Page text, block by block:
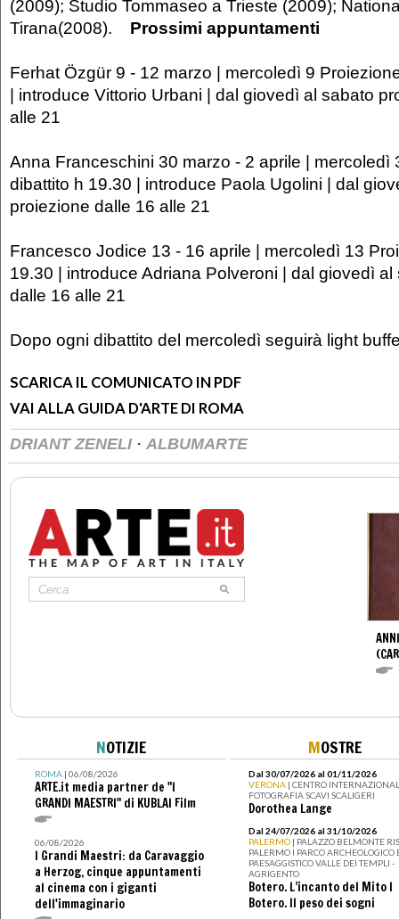
(2009); Studio Tommaseo a Trieste (2009);
Tirana(2008). Prossimi appuntamenti
Ferhat Özgür 9 - 12 marzo | mercoledì 9
| introduce Vittorio Urbani | dal giovedì al sabato
alle 21
Anna Franceschini 30 marzo - 2 aprile | mercoledì
dibattito h 19.30 | introduce Paola Ugolini | dal
proiezione dalle 16 alle 21
Francesco Jodice 13 - 16 aprile | mercoledì 13
19.30 | introduce Adriana Polveroni | dal giovedì
dalle 16 alle 21
Dopo ogni dibattito del mercoledì seguirà light
SCARICA IL COMUNICATO IN PDF
VAI ALLA GUIDA D'ARTE DI ROMA
DRIANT ZENELI · ALBUMARTE
NOTIZIE
ROMA| 06/08/2026
ARTE.it media partner de "I
GRANDI MAESTRI" di KUBLAI Film
06/08/2026
I Grandi Maestri: da Caravaggio
a Herzog, cinque appuntamenti
al cinema con i giganti
dell'immaginario
MOSTRE
Dal 30/07/2026 al 01/11/2026
VERONA | CENTRO
FOTOGRAFIA SCAVI SCALIGERI
Dorothea Lange
Dal 24/07/2026 al 31/10/2026
PALERMO | PALAZZO BELMONTE
PALERMO I PARCO ARCHEOLOGICO
PAESAGGISTICO VALLE DEI TEMPLI -
AGRIGENTO
Botero. L’incanto del Mito I
Botero. Il peso dei sogni